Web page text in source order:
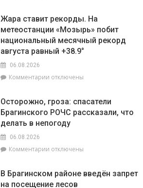
читайте
7
августа
в
Зенкевич
проверила
готовность
торговых
началу
Жара ставит рекорды. На
метеостанции «Мозырь» побит
национальный месячный рекорд
августа равный +38.9°
06.08.2026
Комментарии к
ставит
рекорды.
На
побит
месячный
рекорд
отключены
Осторожно, гроза: спасатели
Брагинского РОЧС рассказали, что
делать в непогоду
06.08.2026
Комментарии к
гроза:
спасатели
отключены
В Брагинском районе введён запрет
на посещение лесов